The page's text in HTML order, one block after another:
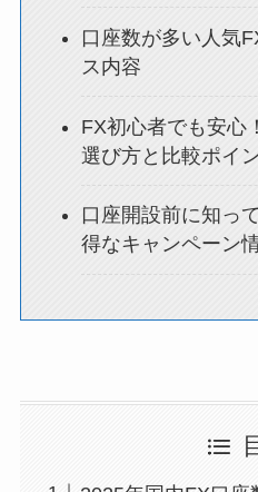
口座数が多い人気
ス内容
FX初心者でも安心
選び方と比較ポイ
口座開設前に知っ
得なキャンペーン